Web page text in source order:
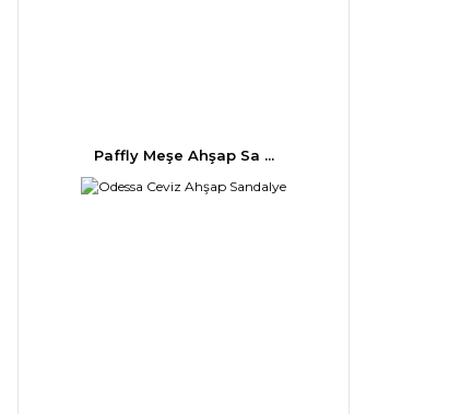
Paffly Meşe Ahşap Sa ...